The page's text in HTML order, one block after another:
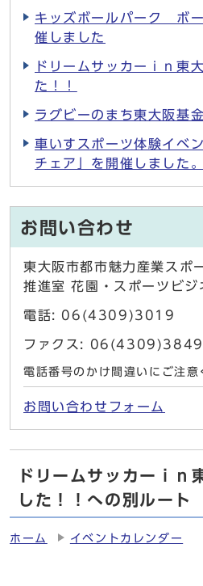
キッズボールパーク ボ
催しました
ドリームサッカーｉｎ東
た！！
ラグビーのまち東大阪基
車いすスポーツ体験イベ
チェア」を開催しました。
お問い合わせ
東大阪市都市魅力産業スポ
推進室 花園・スポーツビジ
電話: 06(4309)3019
ファクス: 06(4309)3849
電話番号のかけ間違いにご注意
お問い合わせフォーム
ドリームサッカーｉｎ
した！！への別ルート
ホーム イベントカレンダー